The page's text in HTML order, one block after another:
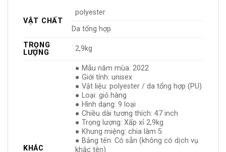
VẬT CHẤT
polyester
Da tổng hợp
TRỌNG
LƯỢNG
2,9kg
KHÁC
● Mẫu năm mùa: 2022
● Giới tính: unisex
● Vật liệu: polyester / da tổng hợp (PU)
● Loại: giỏ hàng
● Hình dạng: 9 loại
● Chiều dài tương thích: 47 inch
● Trọng lượng: Xấp xỉ 2,9kg
● Khung miệng: chia làm 5
● Bảng tên: Có sẵn (không có dịch vụ
khắc tên)